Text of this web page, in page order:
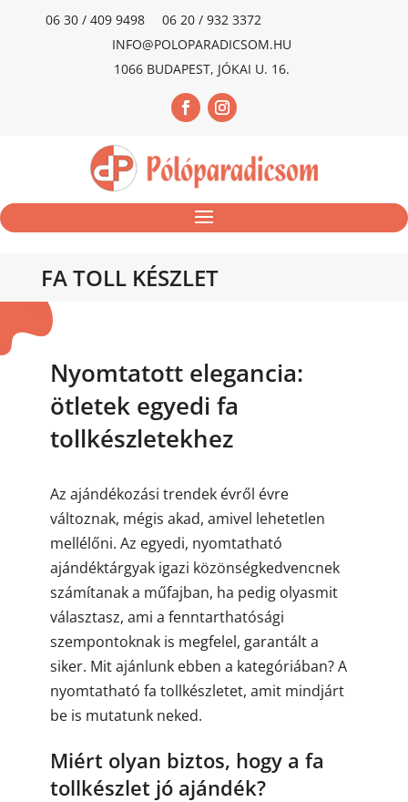
06 30 / 409 9498
06 20 / 932 3372
INFO@POLOPARADICSOM.HU
1066 BUDAPEST, JÓKAI U. 16.
FA TOLL KÉSZLET
Nyomtatott elegancia:
ötletek egyedi fa
tollkészletekhez
Az ajándékozási trendek évről évre
változnak, mégis akad, amivel lehetetlen
mellélőni. Az egyedi, nyomtatható
ajándéktárgyak igazi közönségkedvencnek
számítanak a műfajban, ha pedig olyasmit
választasz, ami a fenntarthatósági
szempontoknak is megfelel, garantált a
siker. Mit ajánlunk ebben a kategóriában? A
nyomtatható fa tollkészletet, amit mindjárt
be is mutatunk neked.
Miért olyan biztos, hogy a fa
tollkészlet jó ajándék?